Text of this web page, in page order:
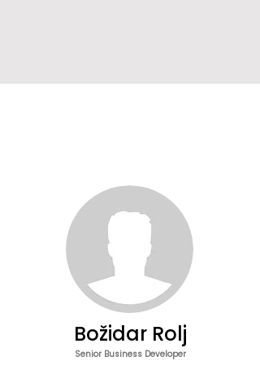
Božidar Rolj
Senior Business Developer